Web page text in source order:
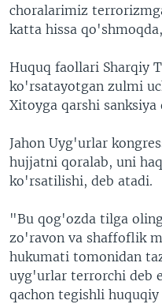
choralarimiz
katta hissa
Huquq faollari Sharqiy
ko'rsatayotgan zulmi
Xitoyga qarshi
Jahon Uyg'urlar
hujjatni qoralab, uni
ko'rsatilishi, deb atadi.
"Bu qog'ozda tilga
zo'ravon va shaffoflik
hukumati tomonidan
uyg'urlar terrorchi deb
qachon tegishli